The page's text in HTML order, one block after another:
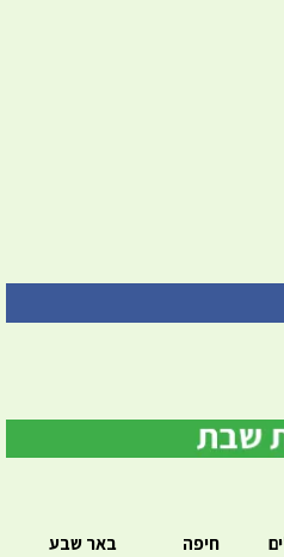
חיפה
באר שבע